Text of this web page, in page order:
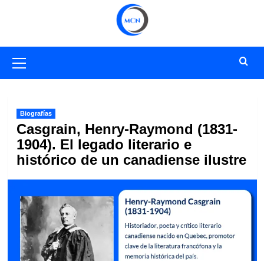
primario
Biografías
Casgrain, Henry-Raymond (1831-
1904). El legado literario e
histórico de un canadiense ilustre